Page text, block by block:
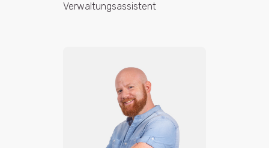
Verwaltungsassistent